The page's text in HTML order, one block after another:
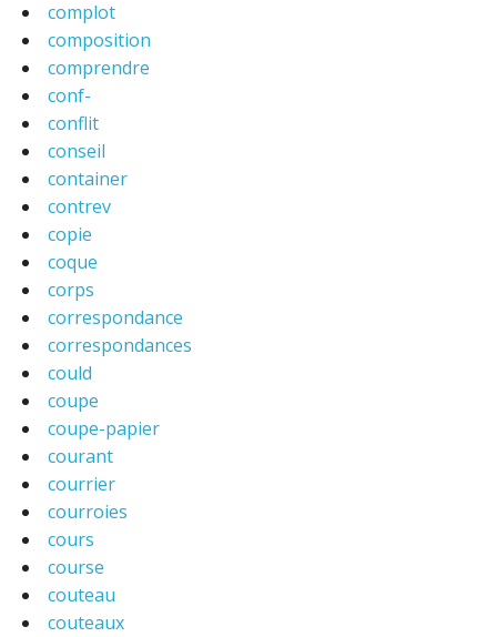
complot
composition
comprendre
conf-
conflit
conseil
container
contrev
copie
coque
corps
correspondance
correspondances
could
coupe
coupe-papier
courant
courrier
courroies
cours
course
couteau
couteaux